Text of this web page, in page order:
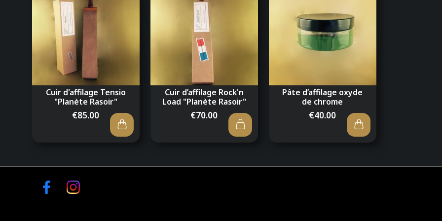
garantie de fabrication.
Ses dimensions :
lame : 6/8
formation gratuite en
Cuir d'affilage Tensio
"Planète Rasoir"
€85.00
Cuir d’affilage Rock'n
Load "Planète Rasoir"
€70.00
Pâte d’affilage oxyde
de chrome
€40.00
Facebook